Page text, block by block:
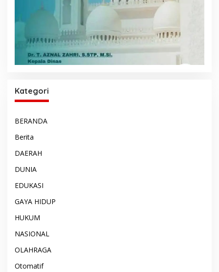
Kategori
BERANDA
Berita
DAERAH
DUNIA
EDUKASI
GAYA HIDUP
HUKUM
NASIONAL
OLAHRAGA
Otomatif